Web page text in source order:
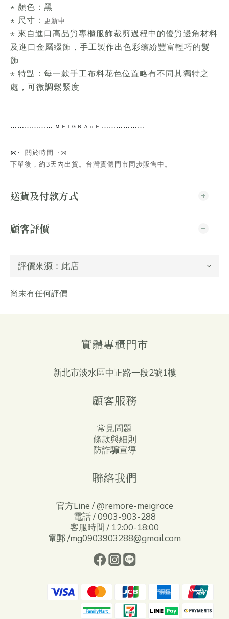
⋆ 顏色：黑
⋆ 尺寸： 更新中
⋆ 來自進口高品質專櫃服飾裁剪過程中的優質邊角材料
及進口金屬綴飾，手工製作出色彩繽紛豐富輕巧的髮
飾
⋆ 特點：每一款手工布料花色位置略有不同其獨特之
處，可微調鬆緊度
⋯⋯ ⋯⋯⋯⋯ ᴹ ᴱ ᴵ ᴳ ᴿ ᴬ ᶜ ᴱ ⋯⋯⋯⋯ ⋯⋯
⋉⋅ 關於時間 ⋅⋊
下單後，約3天內出貨。台灣實體門市同步販售中。
送貨及付款方式
顧客評價
尚未有任何評價
實體專櫃門市
新北市淡水區中正路一段2號1樓
顧客服務
常見問題
條款與細則
防詐騙宣導
聯絡我們
官方Line / @remore-meigrace
電話 / 0903-903-288
客服時間 / 12:00-18:00
電郵 /mg0903903288@gmail.com